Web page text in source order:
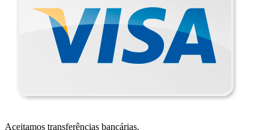
Aceitamos transferências bancárias.